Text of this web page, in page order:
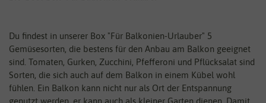
Du findest in unserer Box "Für Balkonien-Urlauber" 5
Gemüsesorten, die bestens für den Anbau am Balkon geeignet
sind. Tomaten, Gurken, Zucchini, Pfefferoni und Pflücksalat sind
Sorten, die sich auch auf dem Balkon in einem Kübel wohl
fühlen. Ein Balkon kann nicht nur als Ort der Entspannung